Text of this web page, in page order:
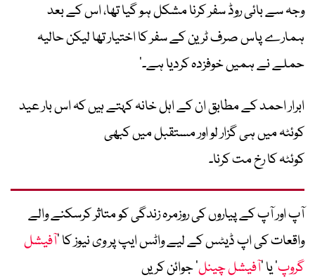
وجہ سے بائی روڈ سفر کرنا مشکل ہو گیا تھا، اس کے بعد
ہمارے پاس صرف ٹرین کے سفر کا اختیار تھا لیکن حالیہ
حملے نے ہمیں خوفزدہ کردیا ہے۔‘
ابرار احمد کے مطابق ان کے اہل خانہ کہتے ہیں کہ اس بار عید
کوئٹہ میں ہی گزار لو اور مستقبل میں کبھی
کوئٹہ کا رخ مت کرنا۔
آپ اور آپ کے پیاروں کی روزمرہ زندگی کو متاثر کرسکنے والے
واقعات کی اپ ڈیٹس کے لیے واٹس ایپ پر وی نیوز کا ’آفیشل
گروپ‘ یا ’آفیشل چینل‘ جوائن کریں